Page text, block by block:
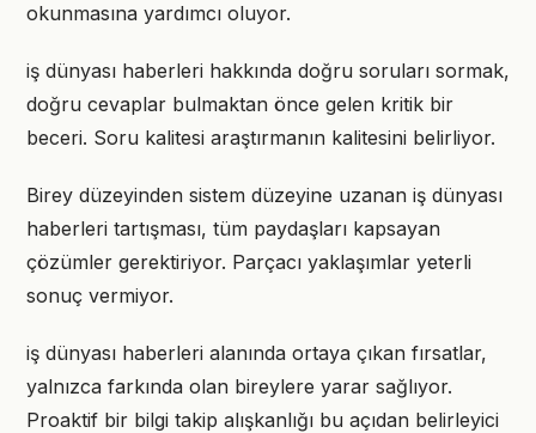
okunmasına yardımcı oluyor.
iş dünyası haberleri hakkında doğru soruları sormak,
doğru cevaplar bulmaktan önce gelen kritik bir
beceri. Soru kalitesi araştırmanın kalitesini belirliyor.
Birey düzeyinden sistem düzeyine uzanan iş dünyası
haberleri tartışması, tüm paydaşları kapsayan
çözümler gerektiriyor. Parçacı yaklaşımlar yeterli
sonuç vermiyor.
iş dünyası haberleri alanında ortaya çıkan fırsatlar,
yalnızca farkında olan bireylere yarar sağlıyor.
Proaktif bir bilgi takip alışkanlığı bu açıdan belirleyici